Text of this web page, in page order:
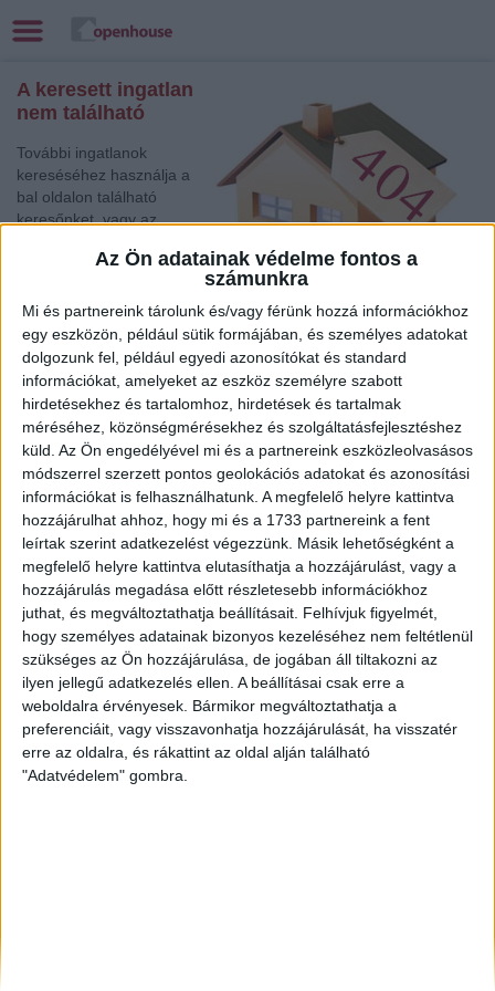
Az Ön adatainak védelme fontos a
számunkra
Mi és partnereink tárolunk és/vagy férünk hozzá információkhoz
egy eszközön, például sütik formájában, és személyes adatokat
dolgozunk fel, például egyedi azonosítókat és standard
információkat, amelyeket az eszköz személyre szabott
hirdetésekhez és tartalomhoz, hirdetések és tartalmak
méréséhez, közönségmérésekhez és szolgáltatásfejlesztéshez
küld. Az Ön engedélyével mi és a partnereink eszközleolvasásos
módszerrel szerzett pontos geolokációs adatokat és azonosítási
információkat is felhasználhatunk. A megfelelő helyre kattintva
hozzájárulhat ahhoz, hogy mi és a 1733 partnereink a fent
leírtak szerint adatkezelést végezzünk. Másik lehetőségként a
megfelelő helyre kattintva elutasíthatja a hozzájárulást, vagy a
hozzájárulás megadása előtt részletesebb információkhoz
juthat, és megváltoztathatja beállításait. Felhívjuk figyelmét,
hogy személyes adatainak bizonyos kezeléséhez nem feltétlenül
szükséges az Ön hozzájárulása, de jogában áll tiltakozni az
ilyen jellegű adatkezelés ellen. A beállításai csak erre a
weboldalra érvényesek. Bármikor megváltoztathatja a
preferenciáit, vagy visszavonhatja hozzájárulását, ha visszatér
erre az oldalra, és rákattint az oldal alján található
"Adatvédelem" gombra.
A keresett ingatlan
nem található
További ingatlanok
kereséséhez használja a
bal oldalon található
keresőnket, vagy az
Szeged, Eladó Társasházi lakás, Családi ház
Szeged, Eladó Társasházi lakás
Kaposvár, Eladó Társasházi lakás, Családi ház
, Eladó és Kiadó Nyaraló, Telek, Zárt kert
Törökszentmiklós, Eladó Családi ház
Miskolc, Eladó Családi ház
Budapest I. Ker., Eladó Társasházi lakás, Családi ház
Celldömölk , Eladó Társasházi lakás, Családi ház
Celldömölk
, Eladó Társasházi lakás